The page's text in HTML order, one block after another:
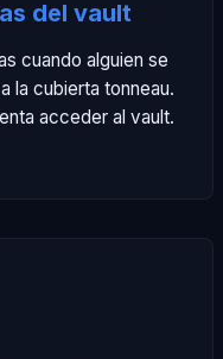
del vault
cuando alguien se
la cubierta tonneau.
acceder al vault.